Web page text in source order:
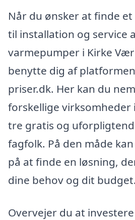
Når du ønsker at finde
til installation og service
varmepumper i Kirke
benytte dig af
priser.dk. Her kan du
forskellige virksomheder
tre gratis og
fagfolk. På den måde
på at finde en løsning,
dine behov og dit budget.
Overvejer du at